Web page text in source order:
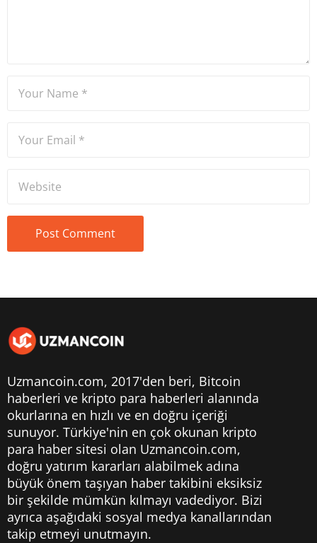
Uzmancoin.com, 2017'den beri, Bitcoin
haberleri ve kripto para haberleri alanında
okurlarına en hızlı ve en doğru içeriği
sunuyor. Türkiye'nin en çok okunan kripto
para haber sitesi olan Uzmancoin.com,
doğru yatırım kararları alabilmek adına
büyük önem taşıyan haber takibini eksiksiz
bir şekilde mümkün kılmayı vadediyor. Bizi
ayrıca aşağıdaki sosyal medya kanallarından
takip etmeyi unutmayın.